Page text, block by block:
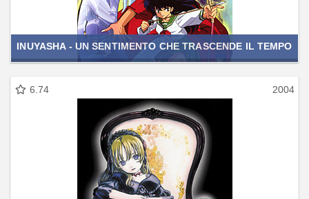
INUYASHA - UN SENTIMENTO CHE TRASCENDE IL TEMPO
6.74 2004